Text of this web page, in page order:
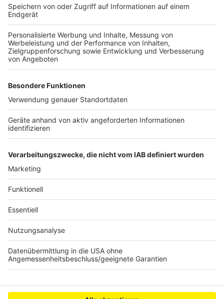
Anzeige
Weitere Themen von Rhein und Erft
Anzeige
Sündenwäldchens
Illegales Autorennen in Köln
Winterlinde muss in Bergheim gefällt werden
Anzeige
Anzeige